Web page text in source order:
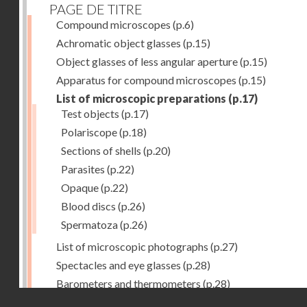
PAGE DE TITRE
Compound microscopes (p.6)
Achromatic object glasses (p.15)
Object glasses of less angular aperture(p.15)
Apparatus for compound microscopes (p.15)
List of microscopic preparations (p.17)
Test objects (p.17)
Polariscope(p.18)
Sections of shells (p.20)
Parasites (p.22)
Opaque(p.22)
Blood discs (p.26)
Spermatoza(p.26)
List of microscopic photographs (p.27)
Spectacles and eye glasses (p.28)
Barometers and thermometers (p.28)